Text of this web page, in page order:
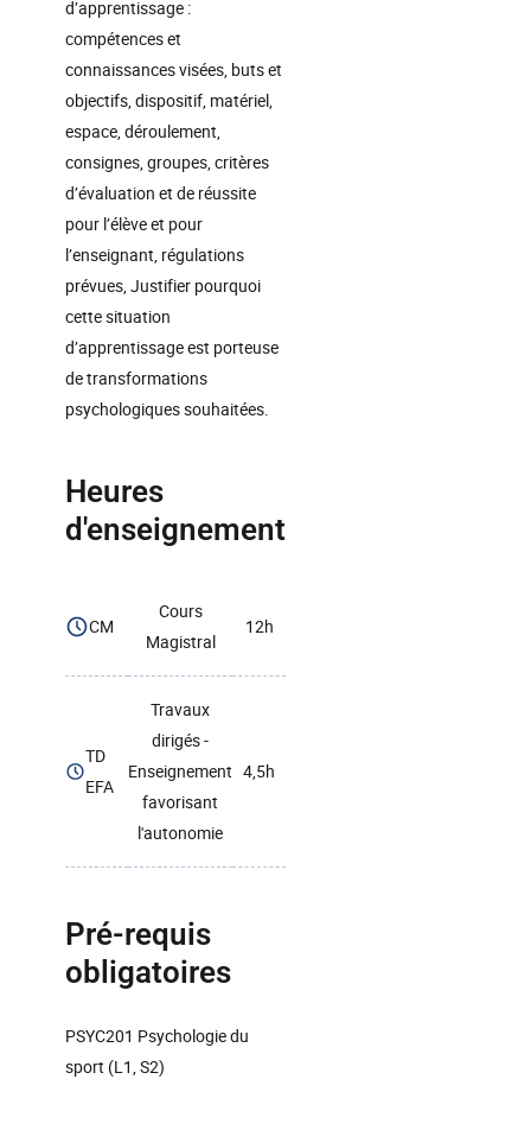
d’apprentissage :
compétences et
connaissances visées, buts et
objectifs, dispositif, matériel,
espace, déroulement,
consignes, groupes, critères
d’évaluation et de réussite
pour l’élève et pour
l’enseignant, régulations
prévues, Justifier pourquoi
cette situation
d’apprentissage est porteuse
de transformations
psychologiques souhaitées.
Heures
d'enseignement
CM
Cours
Magistral
12h
TD
EFA
Travaux
dirigés -
Enseignement
favorisant
l'autonomie
4,5h
Pré-requis
obligatoires
PSYC201 Psychologie du
sport (L1, S2)